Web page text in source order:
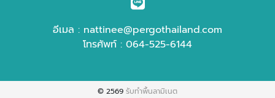
อีเมล : nattinee@pergothailand.com
โทรศัพท์ : 064-525-6144
© 2569 รับทำพื้นลามิเนต